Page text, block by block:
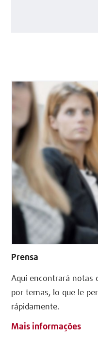
Prensa
Aquí encontrará notas
por temas, lo que le
rápidamente.
Mais informações